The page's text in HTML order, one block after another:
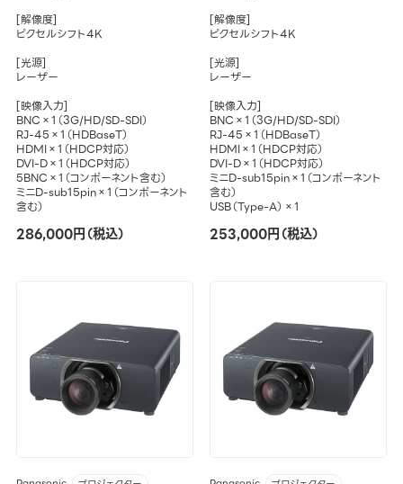
[解像度]
ピクセルシフト4K
[光源]
レーザー
[映像入力]
BNC×1（3G/HD/SD-SDI）
RJ-45×1（HDBaseT）
HDMI×1（HDCP対応）
DVI-D×1（HDCP対応）
5BNC×1（コンポーネント含む）
ミニD-sub15pin×1（コンポーネント
含む）
286,000円（税込）
[解像度]
ピクセルシフト4K
[光源]
レーザー
[映像入力]
BNC×1（3G/HD/SD-SDI）
RJ-45×1（HDBaseT）
HDMI×1（HDCP対応）
DVI-D×1（HDCP対応）
ミニD-sub15pin×1（コンポーネント
含む）
USB（Type-A）×1
253,000円（税込）